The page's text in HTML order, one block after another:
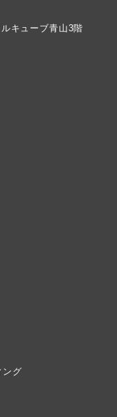
キューブ青山3階
ング